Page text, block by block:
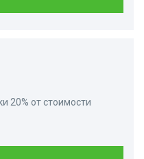
20% от стоимости